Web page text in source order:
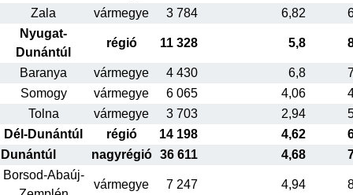
Zala
vármegye 3 784 6,82
Nyugat-
Dunántúl
régió 11 328 5,8
Baranya vármegye 4 430 6,8
Somogy
vármegye 6 065 4,06
Tolna
vármegye 3 703 2,94
Dél-Dunántúl
régió 14 198 4,62
Dunántúl
nagyrégió 36 611 4,68
Borsod-Abaúj-
vármegye 7 247 4,94